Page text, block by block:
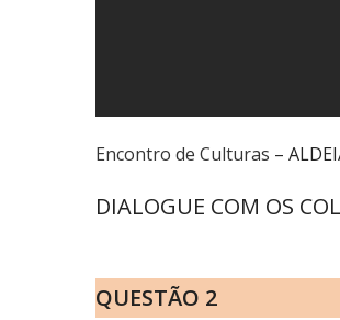
Encontro de Culturas –
DIALOGUE COM OS
QUESTÃO 2